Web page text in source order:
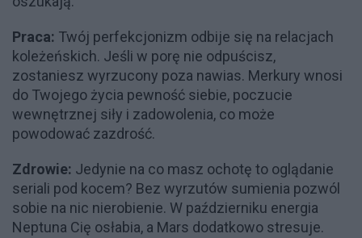
Praca: Twój perfekcjonizm odbije się na relacjach
koleżeńskich. Jeśli w porę nie odpuścisz,
zostaniesz wyrzucony poza nawias. Merkury wnosi
do Twojego życia pewność siebie, poczucie
wewnętrznej siły i zadowolenia, co może
powodować zazdrość.
Zdrowie: Jedynie na co masz ochotę to oglądanie
seriali pod kocem? Bez wyrzutów sumienia pozwól
sobie na nic nierobienie. W październiku energia
Neptuna Cię osłabia, a Mars dodatkowo stresuje.